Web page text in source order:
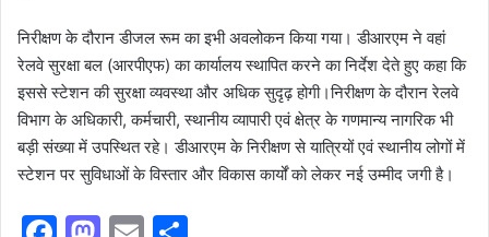
निरीक्षण के दौरान डीजल रूम का इभी अवलोकन किया गया। डीआरएम ने वहां
रेलवे सुरक्षा बल (आरपीएफ) का कार्यालय स्थापित करने का निर्देश देते हुए कहा कि
इससे स्टेशन की सुरक्षा व्यवस्था और अधिक सुदृढ़ होगी।निरीक्षण के दौरान रेलवे
विभाग के अधिकारी, कर्मचारी, स्थानीय व्यापारी एवं क्षेत्र के गणमान्य नागरिक भी
बड़ी संख्या में उपस्थित रहे। डीआरएम के निरीक्षण से यात्रियों एवं स्थानीय लोगों में
स्टेशन पर सुविधाओं के विस्तार और विकास कार्यों को लेकर नई उम्मीद जगी है।